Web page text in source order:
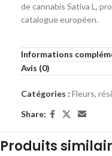
de cannabis Sativa L,
catalogue européen.
Informations
Avis (0)
Catégories : Fleurs,
Share:
Produits